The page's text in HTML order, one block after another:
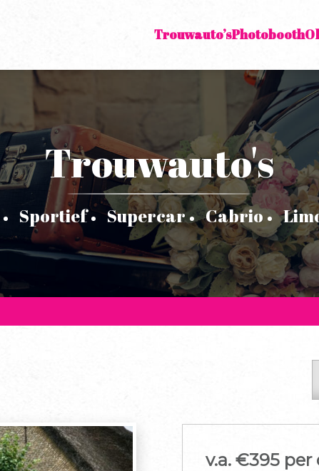
Trouwauto’sPhotobooth
Trouwauto's
Sportief Supercar Cabrio
v.a. €395 per